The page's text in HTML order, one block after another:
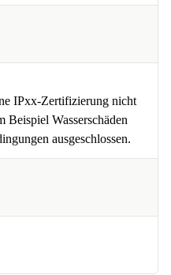
IPxx-Zertifizierung nicht
Beispiel Wasserschäden
ausgeschlossen.